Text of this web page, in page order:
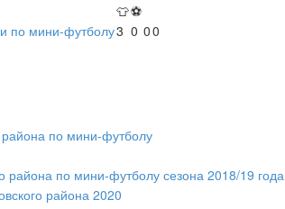
👕⚽
по мини-футболу3 0 00
по мини-футболу
района по мини-футболу сезона 2018/19 года
района 2020